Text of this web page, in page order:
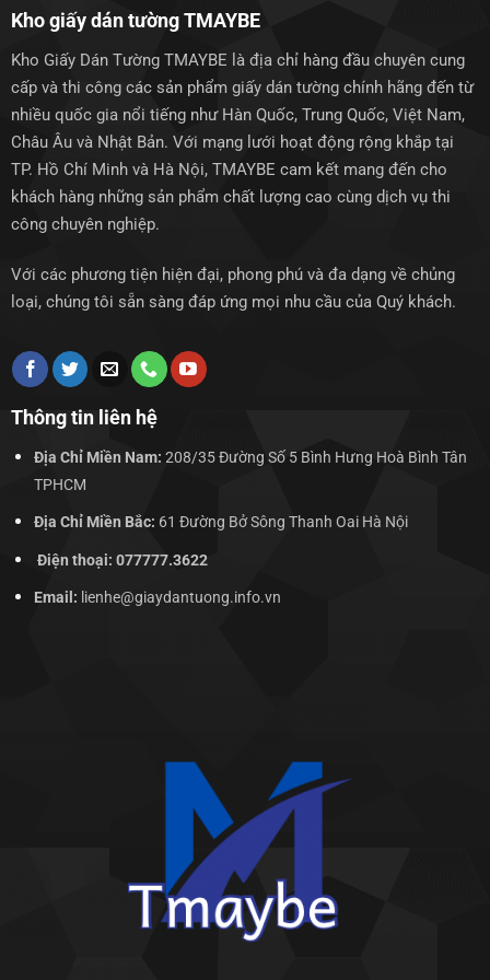
Kho giấy dán tường TMAYBE
Kho Giấy Dán Tường TMAYBE là địa chỉ hàng đầu chuyên cung
cấp và thi công các sản phẩm giấy dán tường chính hãng đến từ
nhiều quốc gia nổi tiếng như Hàn Quốc, Trung Quốc, Việt Nam,
Châu Âu và Nhật Bản. Với mạng lưới hoạt động rộng khắp tại
TP. Hồ Chí Minh và Hà Nội, TMAYBE cam kết mang đến cho
khách hàng những sản phẩm chất lượng cao cùng dịch vụ thi
công chuyên nghiệp.
Với các phương tiện hiện đại, phong phú và đa dạng về chủng
loại, chúng tôi sẵn sàng đáp ứng mọi nhu cầu của Quý khách.
Thông tin liên hệ
Địa Chỉ Miền Nam: 208/35 Đường Số 5 Bình Hưng Hoà Bình Tân
TPHCM
Địa Chỉ Miền Bắc: 61 Đường Bở Sông Thanh Oai Hà Nội
Điện thoại: 077777.3622
Email: lienhe@giaydantuong.info.vn